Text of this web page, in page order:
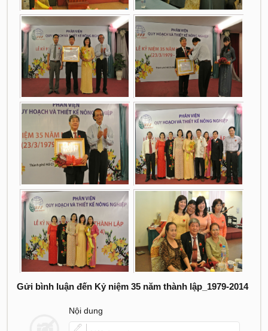
Gửi bình luận đến Kỷ niệm 35 năm thành lập_1979-2014
Nội dung